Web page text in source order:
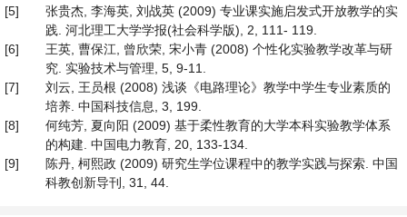
[5]
张贵杰, 李海英, 刘战英 (2009) 专业课实施启发式开放教学的实
践. 河北理工大学学报(社会科学版), 2, 111- 119.
[6]
王英, 曹保江, 曾欣荣, 宋小青 (2008) 个性化实验教学改革与研
究. 实验技术与管理, 5, 9-11.
[7]
刘云, 王员根 (2008) 浅谈《电路理论》教学中学生专业素质的
培养. 中国科技信息, 3, 199.
[8]
何纯芳, 夏向阳 (2009) 基于柔性教育的大学本科实验教学体系
的构建. 中国电力教育, 20, 133-134.
[9]
陈丹, 柯熙政 (2009) 研究生学位课程中的教学实践与探索. 中国
科教创新导刊, 31, 44.